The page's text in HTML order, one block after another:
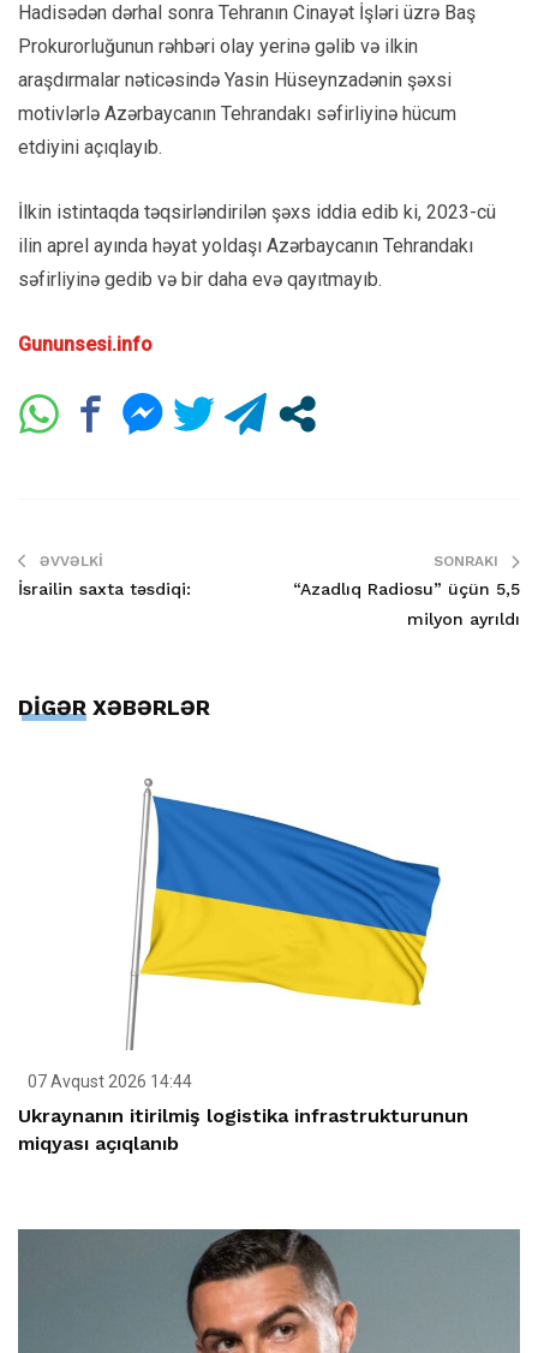
Hadisədən dərhal sonra Tehranın Cinayət İşləri üzrə Baş
Prokurorluğunun rəhbəri olay yerinə gəlib və ilkin
araşdırmalar nəticəsində Yasin Hüseynzadənin şəxsi
motivlərlə Azərbaycanın Tehrandakı səfirliyinə hücum
etdiyini açıqlayıb.
İlkin istintaqda təqsirləndirilən şəxs iddia edib ki, 2023-cü
ilin aprel ayında həyat yoldaşı Azərbaycanın Tehrandakı
səfirliyinə gedib və bir daha evə qayıtmayıb.
Gununsesi.info
ƏVVƏLKI
İsrailin saxta təsdiqi:
SONRAKI
“Azadlıq Radiosu” üçün 5,5
milyon ayrıldı
DİGƏR XƏBƏRLƏR
07 Avqust 2026 14:44
Ukraynanın itirilmiş logistika infrastrukturunun
miqyası açıqlanıb